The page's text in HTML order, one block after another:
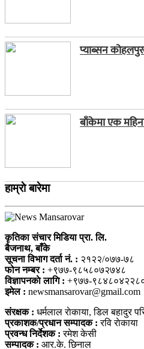
प्याब्सन
बाँकेमा एक
हाम्राे बारेमा
कृतिका संचार मिडिया प्रा. लि.
बैजनाथ, बाँके
सूचना विभाग दर्ता नं. : २१२२/०७७-७८
फोन नम्बर : +९७७-९८५८०७२७४८
विज्ञापनकाे लागि : +९७७-
इमेल : newsmansarovar@gmail.com
संरक्षक : धर्मलाल राेकाया, डिल बहादुर
प्रकाशक/प्रधान सम्पादक : रवि राेकाया
प्रवन्ध निर्देशक : रमेश केसी
सम्पादक : आर.के. छिनाल